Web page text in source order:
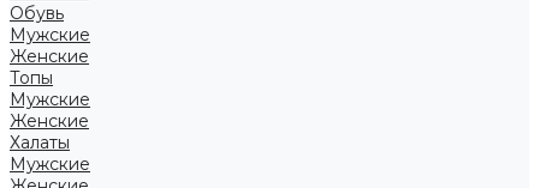
Обувь
Мужские
Женские
Топы
Мужские
Женские
Халаты
Мужские